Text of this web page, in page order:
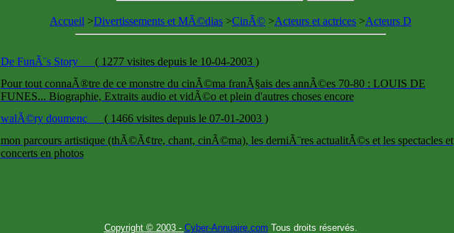
Accueil >Divertissements et MÃ©dias >CinÃ© >Acteurs et actrices >Acteurs D
De FunÃ¨s Story (1277 visites depuis le 10-04-2003 )
Pour tout connaÃ®tre de ce monstre du cinÃ©ma franÃ§ais des annÃ©es 70-80 : LOUIS DE
FUNES... Biographie, Extraits audio et vidÃ©o et plein d'autres choses encore
walÃ©ry doumenc
(1466 visites depuis le 07-01-2003 )
mon parcours artistique (thÃ©Ã¢tre, chant, cinÃ©ma), les derniÃ¨res actualitÃ©s et les spectacles et
concerts en photos
Copyright © 2003 - Cyber-Annuaire.com Tous droits réservés.